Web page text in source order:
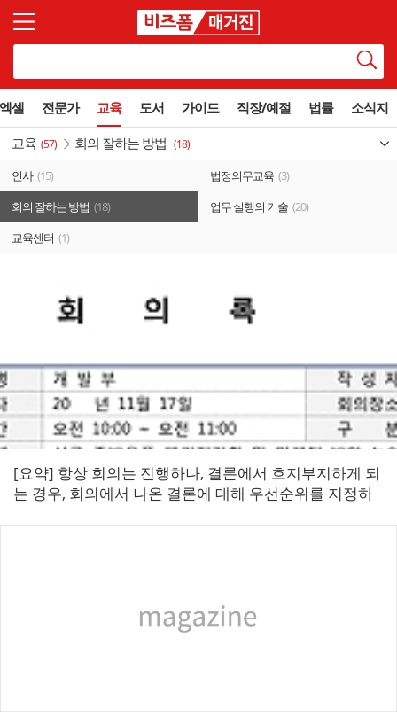
엑셀 전문가 교육 도서 가이드 직장/예절 법률 소식지
교육 (57) 회의 잘하는 방법 (18)
인사 (15) 법정의무교육 (3)
회의 잘하는 방법 (18) 업무 실행의 기술 (20)
교육센터 (1)
[요약] 항상 회의는 진행하나, 결론에서 흐지부지하게 되
는 경우, 회의에서 나온 결론에 대해 우선순위를 지정하
한다. ■ 우선순위 결론형문제점 ...